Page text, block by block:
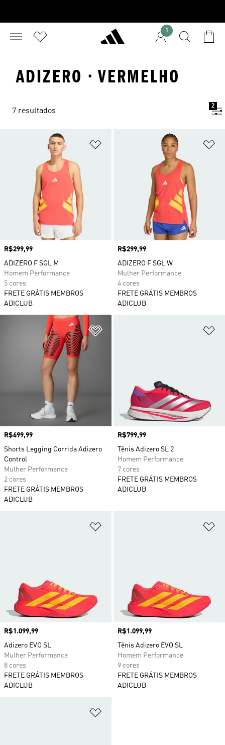
1
ADIZERO · VERMELHO
7 resultados
2
Adicionar à Lista de Desejos
Preço
R$299,99
ADIZERO F SGL M
Homem Performance
5 cores
FRETE GRÁTIS MEMBROS
ADICLUB
Preço
R$299,99
ADIZERO F SGL W
Mulher Performance
4 cores
FRETE GRÁTIS MEMBROS
ADICLUB
Preço
R$699,99
Shorts Legging Corrida Adizero
Control
Mulher Performance
2 cores
FRETE GRÁTIS MEMBROS
ADICLUB
Preço
R$799,99
Tênis Adizero SL 2
Homem Performance
7 cores
FRETE GRÁTIS MEMBROS
ADICLUB
Preço
R$1.099,99
Adizero EVO SL
Mulher Performance
8 cores
FRETE GRÁTIS MEMBROS
ADICLUB
Preço
R$1.099,99
Tênis Adizero EVO SL
Homem Performance
9 cores
FRETE GRÁTIS MEMBROS
ADICLUB